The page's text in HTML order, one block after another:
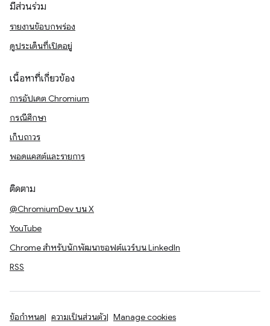
มีส่วนร่วม
รายงานข้อบกพร่อง
ดูประเด็นที่เปิดอยู่
เนื้อหาที่เกี่ยวข้อง
การอัปเดต Chromium
กรณีศึกษา
เก็บถาวร
พอดแคสต์และรายการ
ติดตาม
@ChromiumDev บน X
YouTube
Chrome สำหรับนักพัฒนาซอฟต์แวร์บน LinkedIn
RSS
ข้อกำหนด ความเป็นส่วนตัว Manage cookies